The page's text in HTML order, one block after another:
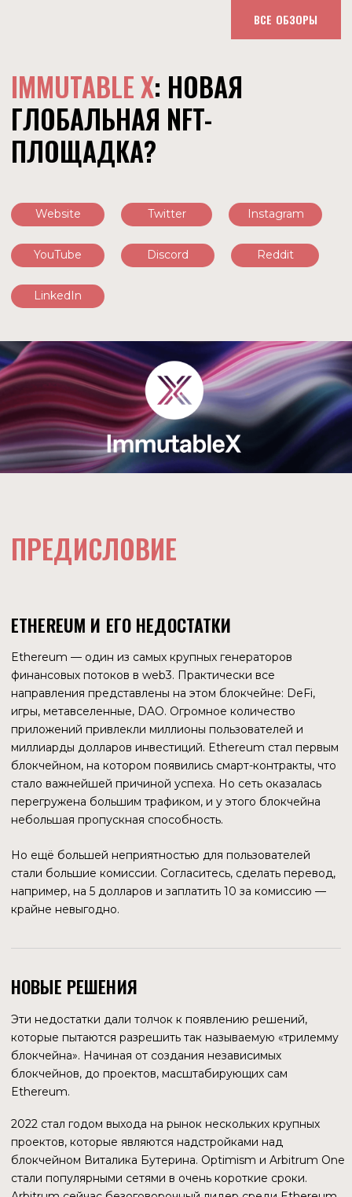
ГЛОБАЛЬНАЯ NFT-
ПЛОЩАДКА?
Twitter
Website
LinkedIn
ETHEREUM И ЕГО НЕДОСТАТКИ
Ethereum — один из самых крупных генераторов
блокчейном, на котором появились смарт-контракты, что
стало важнейшей причиной успеха. Но сеть оказалась
ПРЕДИСЛОВИЕ
НОВЫЕ РЕШЕНИЯ
Эти недостатки дали толчок к появлению решений,
которые пытаются разрешить так называемую «трилемму
блокчейна». Начиная от создания независимых
блокчейнов, до проектов, масштабирующих сам
Ethereum.
2022 стал годом выхода на рынок нескольких крупных
проектов, которые являются надстройками над
блокчейном Виталика Бутерина. Optimism и Arbitrum One
Arbitrum сейчас безоговорочный лидер среди Ethereum
Layer 2 с TVL около $6 млрд. Популярность этих решений
закономерна, так как пользоваться возможностями
Ethereum, но платить комиссии в десятки раз меньше —
это то, что нужно розничным пользователям.
стали большие комиссии. Согласитесь, сделать перевод,
например, на 5 долларов и заплатить 10 за комиссию —
Но некоторые сети создаются для решения
специализированных задач. Так, компания Offchain Labs
игры и метавселенные — Arbitrum Nova. А в 2021 году
появилась сеть от другого разработчика,
специализирующаяся на NFT — Immutable. Далее о ней
и поговорим.
О ПРОЕКТЕ. ОСНОВНЫЕ
ПРОДУКТЫ